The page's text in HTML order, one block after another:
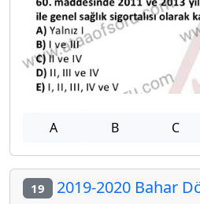
A B C
19 2019-2020 Bahar